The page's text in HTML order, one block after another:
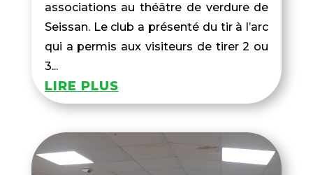
associations au théâtre de verdure de
Seissan. Le club a présenté du tir à l’arc
qui a permis aux visiteurs de tirer 2 ou
3...
LIRE PLUS